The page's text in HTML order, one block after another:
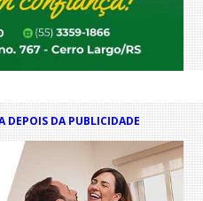
DA PUBLICIDADE